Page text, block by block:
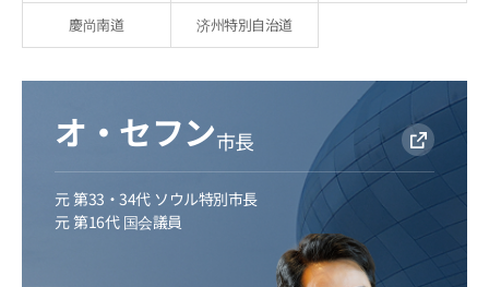
慶尚南道 济州特別自治道
オ・セフン市長
元 第33・34代 ソウル特別市長
元 第16代 国会議員